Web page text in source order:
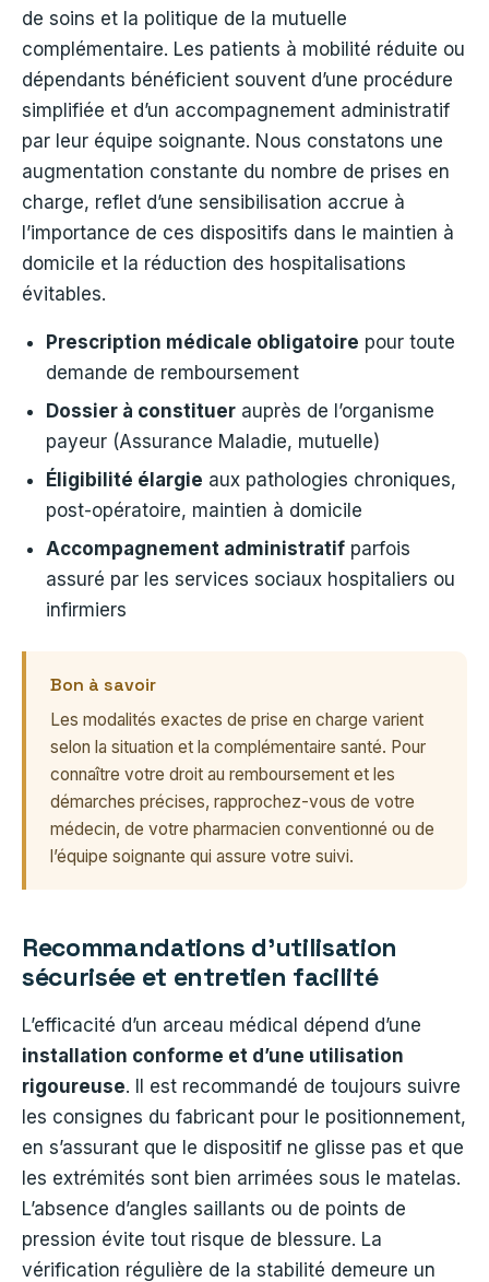
de soins et la politique de la mutuelle
complémentaire. Les patients à mobilité réduite ou
dépendants bénéficient souvent d’une procédure
simplifiée et d’un accompagnement administratif
par leur équipe soignante. Nous constatons une
augmentation constante du nombre de prises en
charge, reflet d’une sensibilisation accrue à
l’importance de ces dispositifs dans le maintien à
domicile et la réduction des hospitalisations
évitables.
Prescription médicale obligatoire pour toute
demande de remboursement
Dossier à constituer auprès de l’organisme
payeur (Assurance Maladie, mutuelle)
Éligibilité élargie aux pathologies chroniques,
post-opératoire, maintien à domicile
Accompagnement administratif parfois
assuré par les services sociaux hospitaliers ou
infirmiers
Bon à savoir
Les modalités exactes de prise en charge varient
selon la situation et la complémentaire santé. Pour
connaître votre droit au remboursement et les
démarches précises, rapprochez-vous de votre
médecin, de votre pharmacien conventionné ou de
l’équipe soignante qui assure votre suivi.
Recommandations d’utilisation
sécurisée et entretien facilité
L’efficacité d’un arceau médical dépend d’une
installation conforme et d’une utilisation
rigoureuse. Il est recommandé de toujours suivre
les consignes du fabricant pour le positionnement,
en s’assurant que le dispositif ne glisse pas et que
les extrémités sont bien arrimées sous le matelas.
L’absence d’angles saillants ou de points de
pression évite tout risque de blessure. La
vérification régulière de la stabilité demeure un